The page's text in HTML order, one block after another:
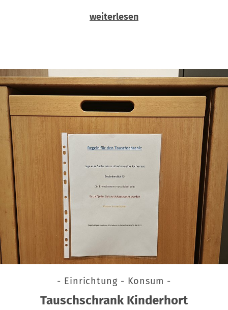
weiterlesen
- Einrichtung - Konsum -
Tauschschrank Kinderhort